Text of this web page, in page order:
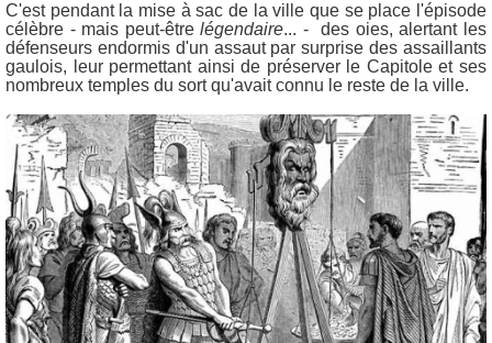
C'est pendant la mise à sac de la ville que se place l'épisode
célèbre - mais peut-êtrelégendaire... - des oies, alertant les
défenseurs endormis d'un assaut par surprise des assaillants
gaulois, leur permettant ainsi de préserver le Capitole et ses
nombreux temples du sort qu'avait connu le reste de la ville.